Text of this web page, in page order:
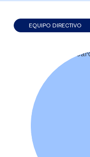
EQUIPO DIRECTIVO